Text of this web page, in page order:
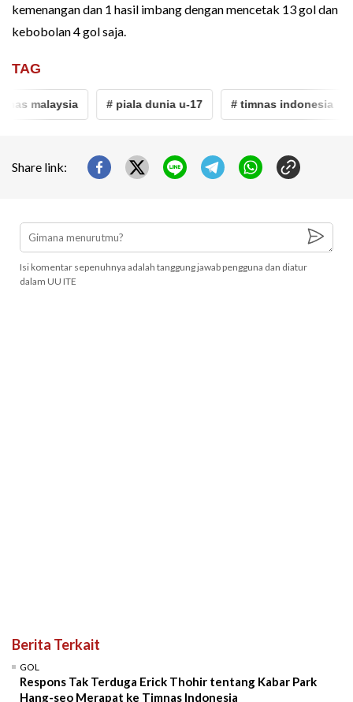
kemenangan dan 1 hasil imbang dengan mencetak 13 gol dan
kebobolan 4 gol saja.
TAG
malaysia # piala dunia u-17 # timnas indonesia
Share link:
Isi komentar sepenuhnya adalah tanggung jawab pengguna dan diatur
dalam UU ITE
Berita Terkait
GOL
Respons Tak Terduga Erick Thohir tentang Kabar Park
Hang-seo Merapat ke Timnas Indonesia